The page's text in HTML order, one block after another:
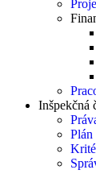
Inšpekčná
Plán